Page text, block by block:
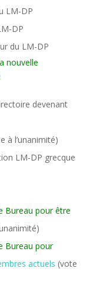
LM-DP
DP
du LM-DP
nouvelle
devenant
à l’unanimité)
LM-DP grecque
Bureau pour être
Bureau pour
actuels (vote